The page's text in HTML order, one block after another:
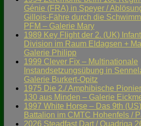
Génie (FRA) in Speyer /
Gillois-Fähre durch die
PFM – Galerie Mary
1989 Key Flight der 2. (UK)
Division im Raum Eldagsen +
Galerie Philipp
1999 Clever Fix – Multinationale
Instandsetzungsübung in
Galerie Burkert-Opitz
1975 Die 2./ Amphibische
130 aus Minden – Galerie
1997 White Horse – Das 9th
Battalion im CMTC Hohenfels /
2026 Steadfast Dart / Quadriga